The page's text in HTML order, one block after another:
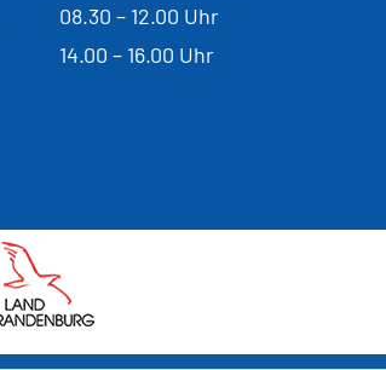
08.30 – 12.00 Uhr
14.00 – 16.00 Uhr